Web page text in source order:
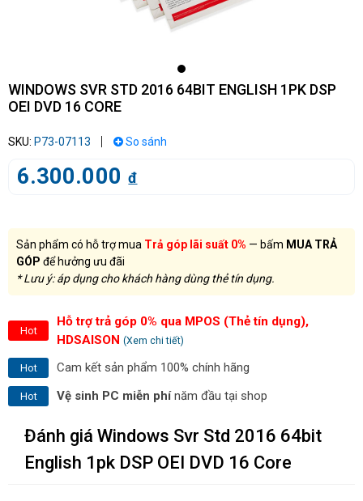
WINDOWS SVR STD 2016 64BIT ENGLISH 1PK DSP
OEI DVD 16 CORE
SKU: P73-07113 So sánh
6.300.000 đ
Sản phẩm có hỗ trợ mua Trả góp lãi suất 0% — bấm MUA TRẢ
GÓP để hưởng ưu đãi
* Lưu ý: áp dụng cho khách hàng dùng thẻ tín dụng.
Hot
Hỗ trợ trả góp 0% qua MPOS (Thẻ tín dụng),
HDSAISON (Xem chi tiết)
Hot Cam kết sản phẩm 100% chính hãng
Hot Vệ sinh PC miễn phínăm đầu tại shop
Đánh giá Windows Svr Std 2016 64bit
English 1pk DSP OEI DVD 16 Core